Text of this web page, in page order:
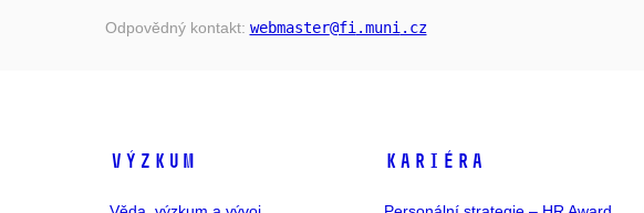
Odpovědný kontakt: webmaster@fi .muni .cz
VÝZKUM KARIÉRA